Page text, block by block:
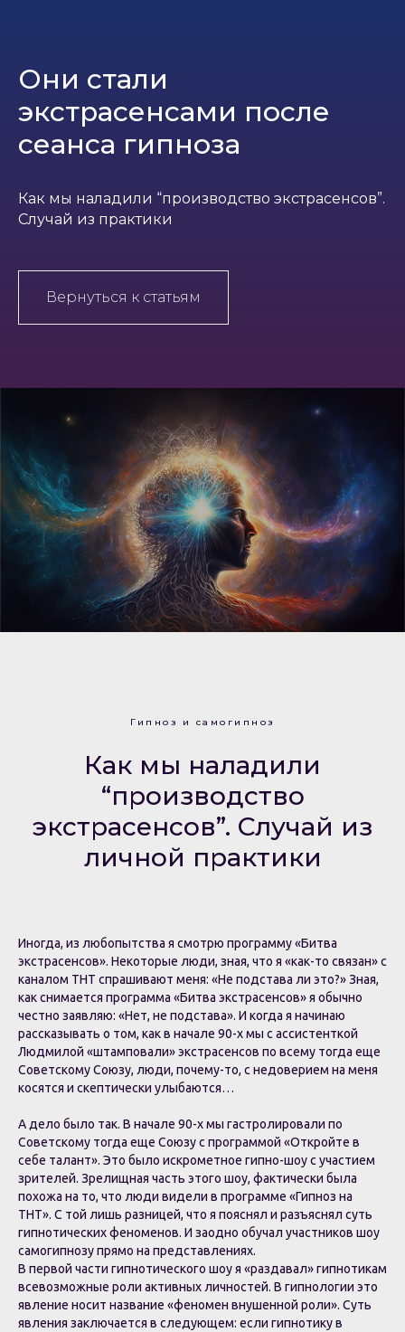
Они стали
экстрасенсами после
сеанса гипноза
Как мы наладили “производство экстрасенсов”.
Случай из практики
Вернуться к статьям
Гипноз и самогипноз
Как мы наладили
“производство
экстрасенсов”. Случай из
личной практики
Иногда, из любопытства я смотрю программу «Битва
экстрасенсов». Некоторые люди, зная, что я «как-то связан» с
каналом ТНТ спрашивают меня: «Не подстава ли это?» Зная,
как снимается программа «Битва экстрасенсов» я обычно
честно заявляю: «Нет, не подстава». И когда я начинаю
рассказывать о том, как в начале 90-х мы с ассистенткой
Людмилой «штамповали» экстрасенсов по всему тогда еще
Советскому Союзу, люди, почему-то, с недоверием на меня
косятся и скептически улыбаются…
А дело было так. В начале 90-х мы гастролировали по
Советскому тогда еще Союзу с программой «Откройте в
себе талант». Это было искрометное гипно-шоу с участием
зрителей. Зрелищная часть этого шоу, фактически была
похожа на то, что люди видели в программе «Гипноз на
ТНТ». С той лишь разницей, что я пояснял и разъяснял суть
гипнотических феноменов. И заодно обучал участников шоу
самогипнозу прямо на представлениях.
В первой части гипнотического шоу я «раздавал» гипнотикам
всевозможные роли активных личностей. В гипнологии это
явление носит название «феномен внушенной роли». Суть
явления заключается в следующем: если гипнотику в